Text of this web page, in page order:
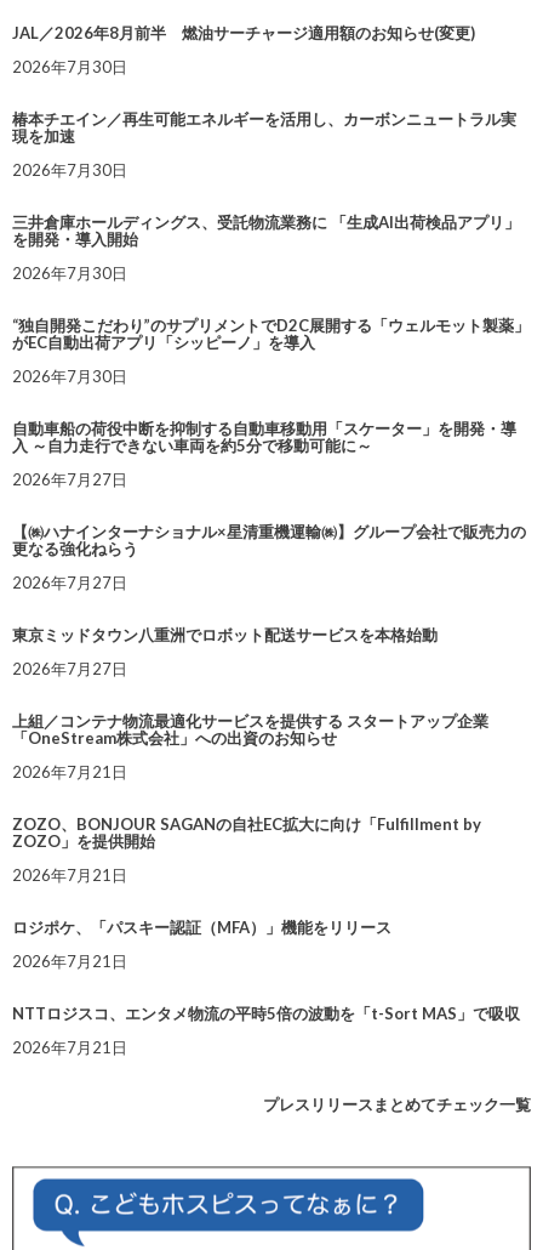
JAL／2026年8月前半 燃油サーチャージ適用額のお知らせ(変更)
2026年7月30日
椿本チエイン／再生可能エネルギーを活用し、カーボンニュートラル実
現を加速
2026年7月30日
三井倉庫ホールディングス、受託物流業務に 「生成AI出荷検品アプリ」
を開発・導入開始
2026年7月30日
“独自開発こだわり”のサプリメントでD2C展開する「ウェルモット製薬」
がEC自動出荷アプリ「シッピーノ」を導入
2026年7月30日
自動車船の荷役中断を抑制する自動車移動用「スケーター」を開発・導
入 ～自力走行できない車両を約5分で移動可能に～
2026年7月27日
【㈱ハナインターナショナル×星清重機運輸㈱】グループ会社で販売力の
更なる強化ねらう
2026年7月27日
東京ミッドタウン八重洲でロボット配送サービスを本格始動
2026年7月27日
上組／コンテナ物流最適化サービスを提供する スタートアップ企業
「OneStream株式会社」への出資のお知らせ
2026年7月21日
ZOZO、BONJOUR SAGANの自社EC拡大に向け「Fulfillment by
ZOZO」を提供開始
2026年7月21日
ロジポケ、「パスキー認証（MFA）」機能をリリース
2026年7月21日
NTTロジスコ、エンタメ物流の平時5倍の波動を「t-Sort MAS」で吸収
2026年7月21日
プレスリリースまとめてチェック一覧